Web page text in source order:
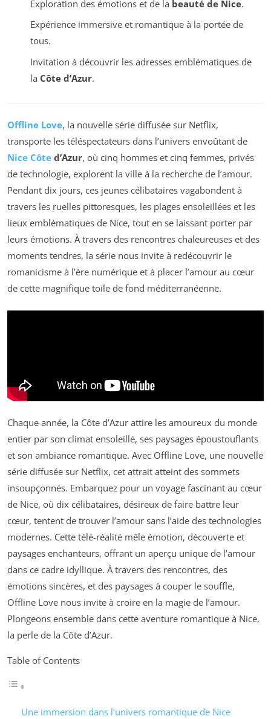
Exploration des émotions et de la beauté de Nice.
Expérience immersive et romantique à la portée de
tous.
Invitation à découvrir les adresses emblématiques de
la Côte d’Azur.
Offline Love, la nouvelle série diffusée sur Netflix,
transporte les téléspectateurs dans l’univers envoûtant de
Nice Côte d’Azur, où cinq hommes et cinq femmes, privés
de technologie, explorent la ville à la recherche de l’amour.
Pendant dix jours, ces jeunes célibataires vagabondent à
travers les ruelles pittoresques, les plages ensoleillées et les
lieux emblématiques de Nice, tout en se laissant porter par
leurs émotions. À travers des rencontres chaleureuses et des
moments tendres, la série nous invite à redécouvrir le
romanicisme à l’ère numérique et à placer l’amour au cœur
de cette magnifique toile de fond méditerranéenne.
Chaque année, la Côte d’Azur attire les amoureux du monde
entier par son climat ensoleillé, ses paysages époustouflants
et son ambiance romantique. Avec Offline Love, une nouvelle
série diffusée sur Netflix, cet attrait atteint des sommets
insoupçonnés. Embarquez pour un voyage fascinant au cœur
de Nice, où dix célibataires, désireux de faire battre leur
cœur, tentent de trouver l’amour sans l’aide des technologies
modernes. Cette télé-réalité mêle émotion, découverte et
paysages enchanteurs, offrant un aperçu unique de l’amour
dans ce cadre idyllique. À travers des rencontres, des
émotions sincères, et des paysages à couper le souffle,
Offline Love nous invite à croire en la magie de l’amour.
Plongeons ensemble dans cette aventure romantique à Nice,
la perle de la Côte d’Azur.
Table of Contents
Une immersion dans l’univers romantique de Nice